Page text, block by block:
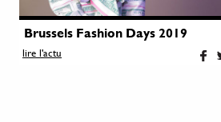
Brussels Fashion Days 2019
lire l'actu